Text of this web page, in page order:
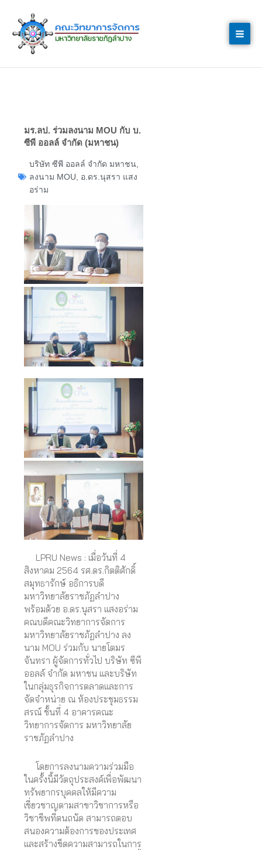
content
มร.ลป. ร่วมลงนาม MOU กับ บ.
ซีพี ออลล์ จำกัด (มหาชน)
บริษัท ซีพี ออลล์ จำกัด มหาชน
ลงนาม MOU
อ.ดร.นุสรา แสง
อร่าม
LPRU News : เมื่อวันที่ 4
สิงหาคม 2564 รศ.ดร.กิตติศักดิ์
สมุทธารักษ์ อธิการบดี
มหาวิทยาลัยราชภัฏลำปาง
พร้อมด้วย อ.ดร.นุสรา แสงอร่าม
คณบดีคณะวิทยาการจัดการ
มหาวิทยาลัยราชภัฏลำปาง ลง
นาม MOU ร่วมกับ นายโตมร
จันทรา ผู้จัดการทั่วไป บริษัท ซีพี
ออลล์ จำกัด มหาชน และบริษัท
ในกลุ่มธุรกิจการตลาดและการ
จัดจำหน่าย ณ ห้องประชุมธรรม
สรณ์ ชั้นที่ 4 อาคารคณะ
วิทยาการจัดการ มหาวิทยาลัย
ราชภัฏลำปาง
โดยการลงนามความร่วมมือ
ในครั้งนี้มีวัตถุประสงค์เพื่อพัฒนา
ทรัพยากรบุคคลให้มีความ
เชี่ยวชาญตามสาขาวิชาการหรือ
วิชาชีพที่ตนถนัด สามารถตอบ
สนองความต้องการของประเทศ
และสร้างขีดความสามารถในการ